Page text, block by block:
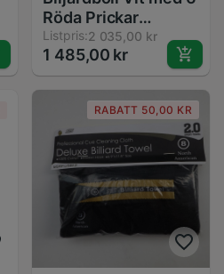
Röda Prickar
Standard Pool
Träningsboll
Listpris:2 035,00 kr
1 485,00 kr
RABATT 50,00 KR